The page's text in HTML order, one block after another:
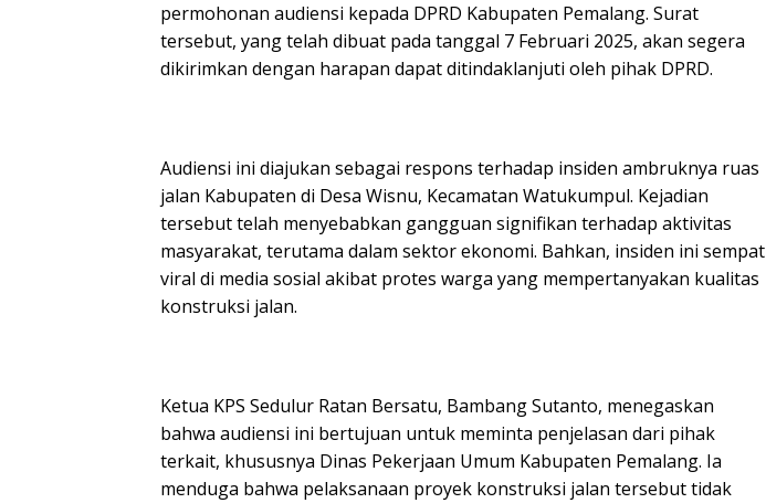
permohonan audiensi kepada DPRD Kabupaten Pemalang. Surat
tersebut, yang telah dibuat pada tanggal 7 Februari 2025, akan segera
dikirimkan dengan harapan dapat ditindaklanjuti oleh pihak DPRD.
Audiensi ini diajukan sebagai respons terhadap insiden ambruknya ruas
jalan Kabupaten di Desa Wisnu, Kecamatan Watukumpul. Kejadian
tersebut telah menyebabkan gangguan signifikan terhadap aktivitas
masyarakat, terutama dalam sektor ekonomi. Bahkan, insiden ini sempat
viral di media sosial akibat protes warga yang mempertanyakan kualitas
konstruksi jalan.
Ketua KPS Sedulur Ratan Bersatu, Bambang Sutanto, menegaskan
bahwa audiensi ini bertujuan untuk meminta penjelasan dari pihak
terkait, khususnya Dinas Pekerjaan Umum Kabupaten Pemalang. Ia
menduga bahwa pelaksanaan proyek konstruksi jalan tersebut tidak